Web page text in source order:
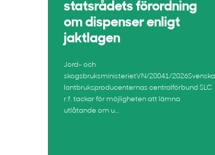
statsrådets förordning
om dispenser enligt
jaktlagen
Jord- och
skogsbruksministerietVN/20041/2026Svenska
lantbruksproducenternas centralförbund SLC
r.f. tackar för möjligheten att lämna
utlåtande om u...